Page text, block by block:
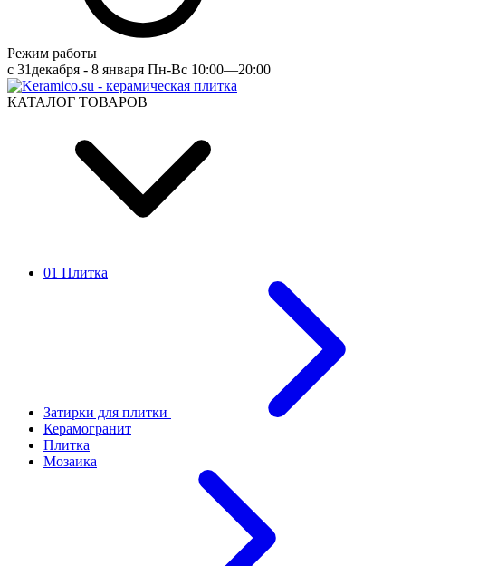
Режим работы
c 31декабря - 8 января Пн-Вс 10:00—20:00
КАТАЛОГ ТОВАРОВ
01 Плитка
Затирки для плитки
Керамогранит
Плитка
Мозаика